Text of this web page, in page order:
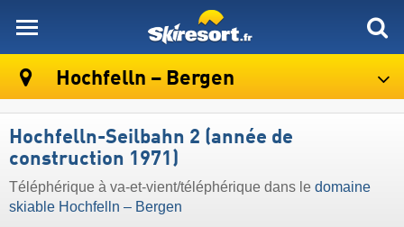
Hochfelln – Bergen
Hochfelln-Seilbahn 2 (année de
construction 1971)
Téléphérique à va-et-vient/téléphérique dans le domaine
skiable Hochfelln – Bergen